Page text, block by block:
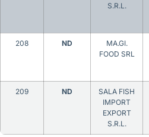
S.R.L.
208 ND
MA.GI.
FOOD SRL
209 ND
SALA FISH
IMPORT
EXPORT
S.R.L.